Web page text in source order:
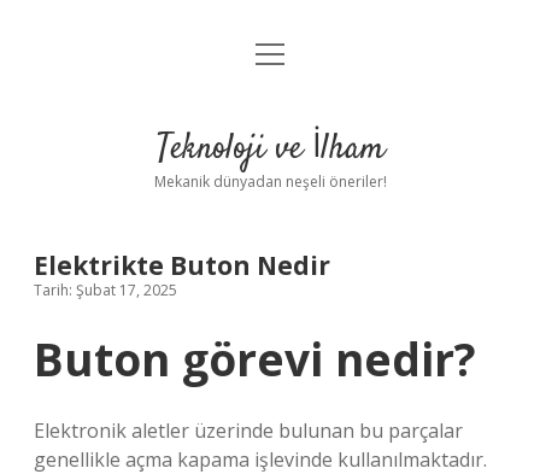
Anasayfa
Yasal Uyarı
menüyü
Teknoloji ve İlham
Mekanik dünyadan neşeli öneriler!
Elektrikte Buton Nedir
Tarih: Şubat 17, 2025
Buton görevi nedir?
Elektronik aletler üzerinde bulunan bu parçalar
genellikle açma kapama işlevinde kullanılmaktadır.